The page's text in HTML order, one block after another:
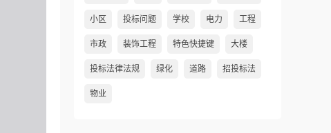
小区 投标问题 学校 电力 工程
市政 装饰工程 特色快捷键 大楼
投标法律法规 绿化 道路 招投标法
物业